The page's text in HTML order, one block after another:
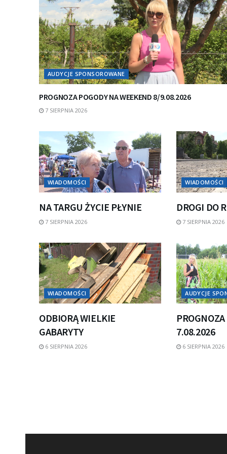
AUDYCJE SPONSOROWANE
PROGNOZA POGODY NA WEEKEND 8/9.08.2026
7 SIERPNIA 2026
WIADOMOŚCI
NA TARGU ŻYCIE PŁYNIE
7 SIERPNIA 2026
WIADOMOŚCI
DROGI DO
7 SIERPNIA 2026
WIADOMOŚCI
ODBIORĄ WIELKIE
GABARYTY
6 SIERPNIA 2026
AUDYCJE
7.08.2026
6 SIERPNIA 2026